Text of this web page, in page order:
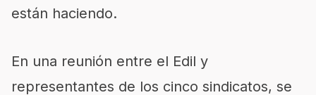
están haciendo.
En una reunión entre el Edil y
representantes de los cinco sindicatos, se